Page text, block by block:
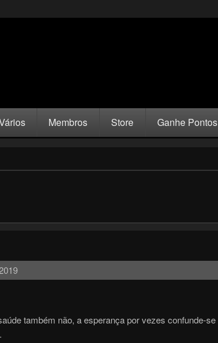
Membros Store Ganhe Pontos
também não, a esperança por vezes confunde-se